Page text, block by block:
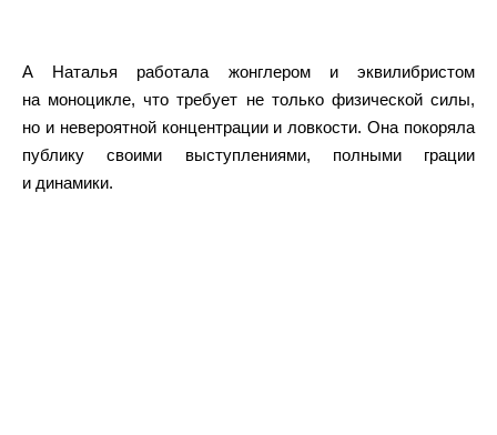
А Наталья работала жонглером и эквилибристом
на моноцикле, что требует не только физической силы,
но и невероятной концентрации и ловкости. Она покоряла
публику своими выступлениями, полными грации
и динамики.